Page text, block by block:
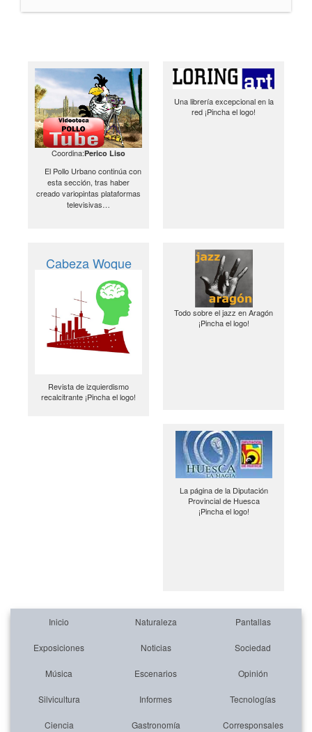
Coordina:Perico Liso
El Pollo Urbano continúa con
esta sección, tras haber
creado variopintas plataformas
televisivas…
Una librería excepcional en la
red ¡Pincha el logo!
Cabeza Woque
Revista de izquierdismo
recalcitrante ¡Pincha el logo!
Todo sobre el jazz en Aragón
¡Pincha el logo!
La página de la Diputación
Provincial de Huesca
¡Pincha el logo!
Inicio Naturaleza Pantallas
Exposiciones Noticias Sociedad
Música Escenarios Opinión
Silvicultura Informes Tecnologías
Ciencia Gastronomía Corresponsales